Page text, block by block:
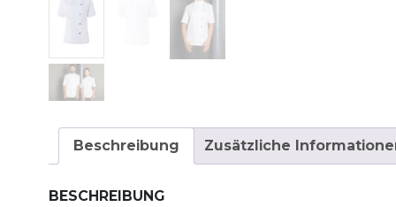
Beschreibung Zusätzliche
BESCHREIBUNG